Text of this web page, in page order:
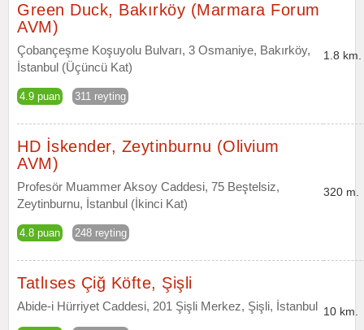
Green Duck, Bakırköy (Marmara Forum
AVM)
Çobançeşme Koşuyolu Bulvarı, 3 Osmaniye, Bakırköy,
İstanbul (Üçüncü Kat)
4.9 puan 311 reyting
1.8 km.
HD İskender, Zeytinburnu (Olivium
AVM)
Profesör Muammer Aksoy Caddesi, 75 Beştelsiz,
Zeytinburnu, İstanbul (İkinci Kat)
4.8 puan 248 reyting
320 m.
Tatlıses Çiğ Köfte, Şişli
Abide-i Hürriyet Caddesi, 201 Şişli Merkez, Şişli, İstanbul 10 km.